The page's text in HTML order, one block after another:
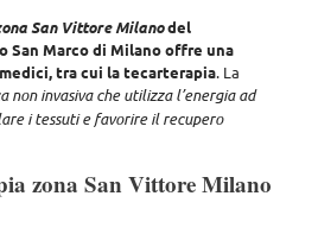
San Vittore Milanodel
San Marco di Milano offre una
tra cui la tecarterapia. La
non invasiva che utilizza l’energia ad
i tessuti e favorire il recupero
zona San Vittore Milano